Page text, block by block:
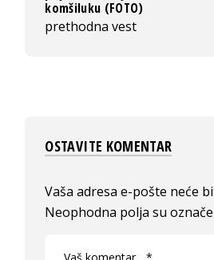
komšiluku (FOTO)
prethodna vest
OSTAVITE KOMENTAR
Vaša adresa e-pošte neće
Neophodna polja su